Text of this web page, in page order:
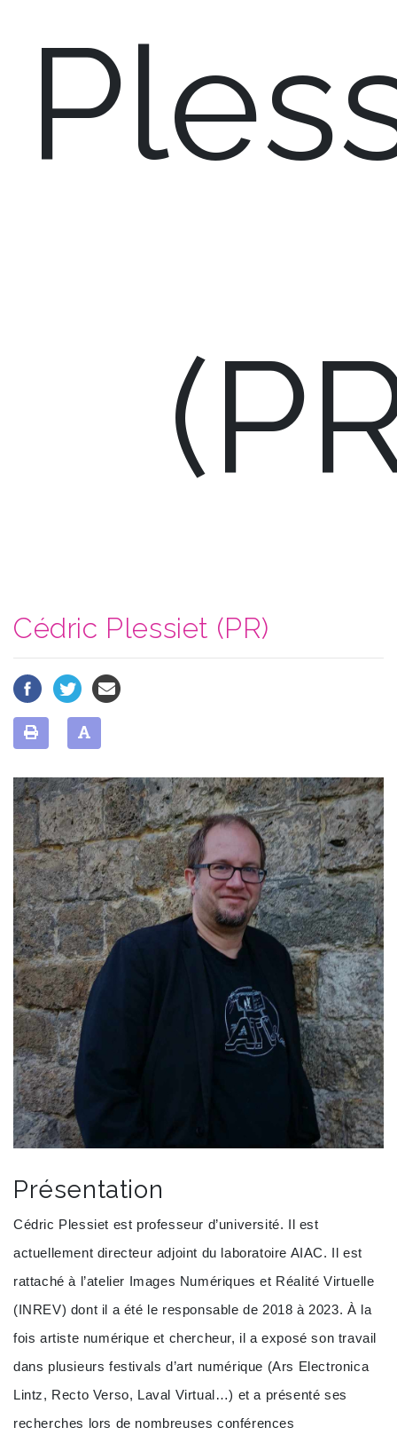
Cédric Plessiet (PR)
Présentation
Cédric Plessiet est professeur d’université. Il est
actuellement directeur adjoint du laboratoire AIAC. Il est
rattaché à l’atelier Images Numériques et Réalité Virtuelle
(INREV) dont il a été le responsable de 2018 à 2023. À la
fois artiste numérique et chercheur, il a exposé son travail
dans plusieurs festivals d’art numérique (Ars Electronica
Lintz, Recto Verso, Laval Virtual…) et a présenté ses
recherches lors de nombreuses conférences